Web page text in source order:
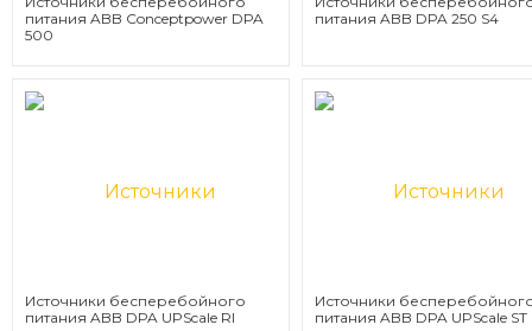
питания ABB Conceptpower DPA
500
питания ABB DPA 250 S4
Источники бесперебойного
питания ABB DPA UPScale RI
Источники
питания ABB DPA UPScale ST